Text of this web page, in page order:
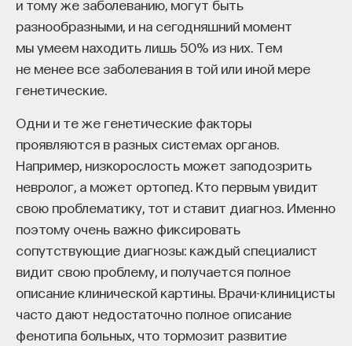
и тому же заболеванию, могут быть
разнообразными, и на сегодняшний момент
мы умеем находить лишь 50% из них. Тем
не менее все заболевания в той или иной мере
генетические.
Одни и те же генетические факторы
проявляются в разных системах органов.
Например, низкорослость может заподозрить
невролог, а может ортопед. Кто первым увидит
свою проблематику, тот и ставит диагноз. Именно
поэтому очень важно фиксировать
сопутствующие диагнозы: каждый специалист
видит свою проблему, и получается полное
описание клинической картины. Врачи-клиницисты
часто дают недостаточно полное описание
фенотипа больных, что тормозит развитие